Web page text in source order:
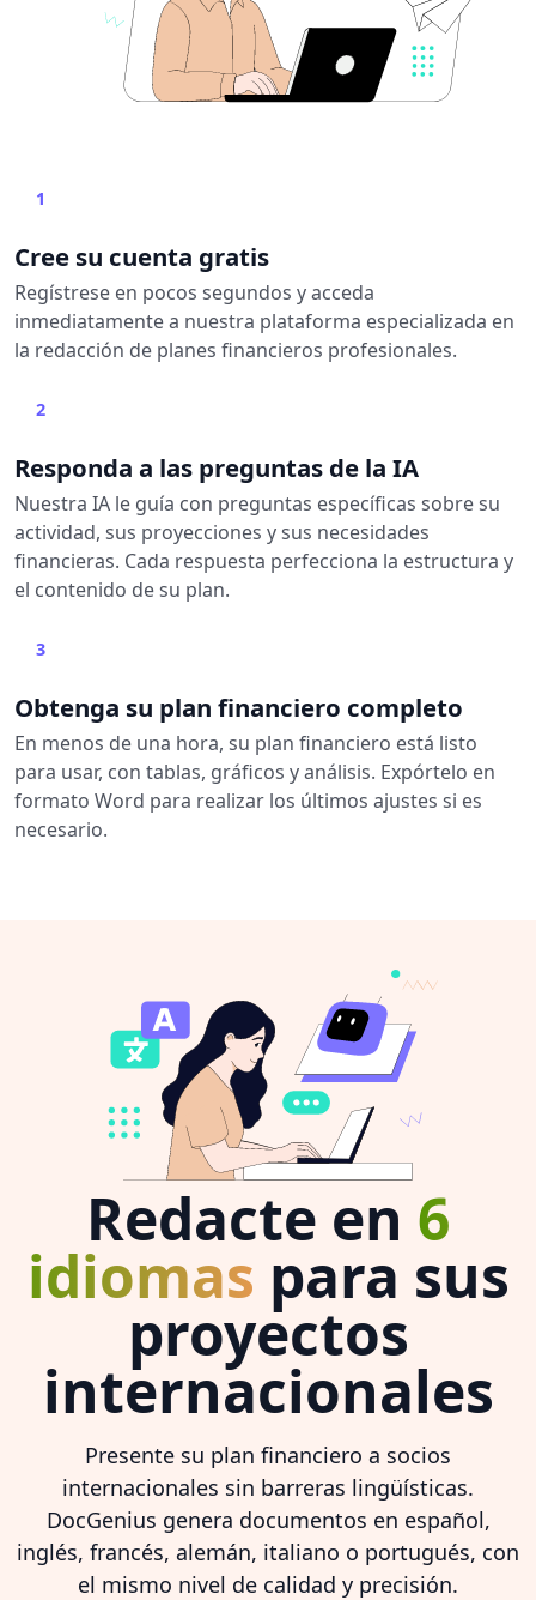
1
Cree su cuenta gratis
Regístrese en pocos segundos y acceda
inmediatamente a nuestra plataforma especializada en
la redacción de planes financieros profesionales.
2
Responda a las preguntas de la IA
Nuestra IA le guía con preguntas específicas sobre su
actividad, sus proyecciones y sus necesidades
financieras. Cada respuesta perfecciona la estructura y
el contenido de su plan.
3
Obtenga su plan financiero completo
En menos de una hora, su plan financiero está listo
para usar, con tablas, gráficos y análisis. Expórtelo en
formato Word para realizar los últimos ajustes si es
necesario.
Redacte en 6
idiomas para sus
proyectos
internacionales
Presente su plan financiero a socios
internacionales sin barreras lingüísticas.
DocGenius genera documentos en español,
inglés, francés, alemán, italiano o portugués, con
el mismo nivel de calidad y precisión.